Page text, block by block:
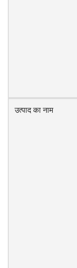
उत्पाद का नाम